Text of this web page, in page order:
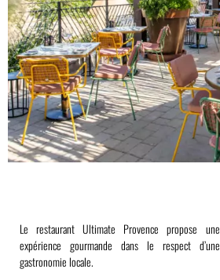
Le restaurant Ultimate Provence propose une
expérience gourmande dans le respect d’une
gastronomie locale.